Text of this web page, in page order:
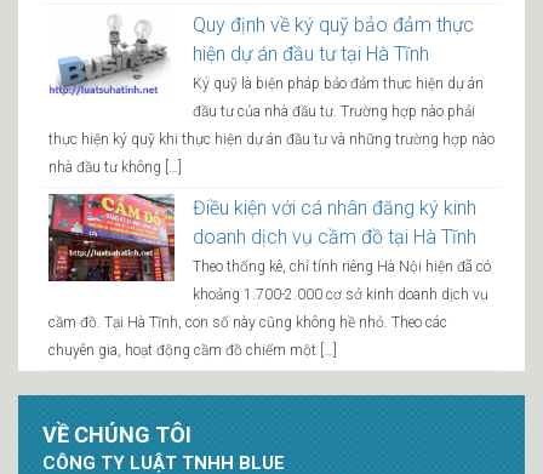
Quy định về ký quỹ bảo đảm thực
hiện dự án đầu tư tại Hà Tĩnh
Ký quỹ là biện pháp bảo đảm thực hiện dự án
đầu tư của nhà đầu tư. Trường hợp nào phải
thực hiện ký quỹ khi thực hiện dự án đầu tư và những trường hợp nào
nhà đầu tư không […]
Điều kiện với cá nhân đăng ký kinh
doanh dịch vụ cầm đồ tại Hà Tĩnh
Theo thống kê, chỉ tính riêng Hà Nội hiện đã có
khoảng 1.700-2.000 cơ sở kinh doanh dịch vụ
cầm đồ. Tại Hà Tĩnh, con số này cũng không hề nhỏ. Theo các
chuyên gia, hoạt động cầm đồ chiếm một […]
VỀ CHÚNG TÔI
CÔNG TY LUẬT TNHH BLUE